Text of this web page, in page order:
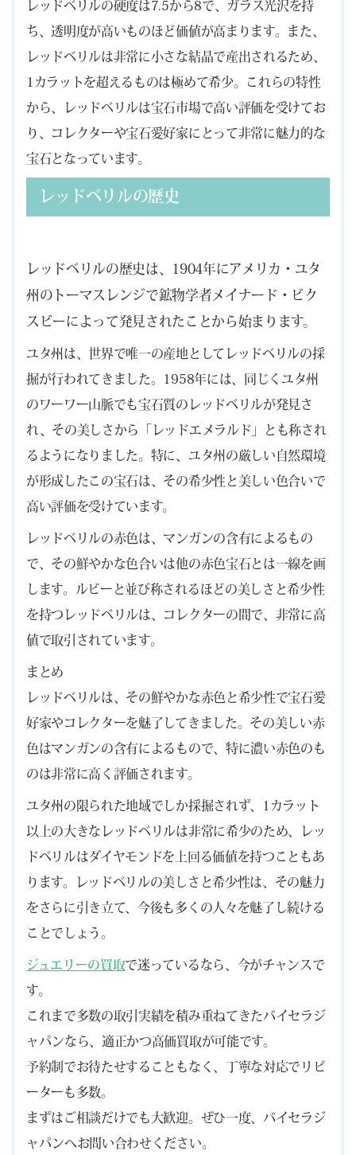
レッドベリルの硬度は7.5から8で、ガラス光沢を持
ち、透明度が高いものほど価値が高まります。また、
レッドベリルは非常に小さな結晶で産出されるため、
1カラットを超えるものは極めて希少。これらの特性
から、レッドベリルは宝石市場で高い評価を受けてお
り、コレクターや宝石愛好家にとって非常に魅力的な
宝石となっています。
レッドベリルの歴史
レッドベリルの歴史は、1904年にアメリカ・ユタ
州のトーマスレンジで鉱物学者メイナード・ビク
スビーによって発見されたことから始まります。
ユタ州は、世界で唯一の産地としてレッドベリルの採
掘が行われてきました。1958年には、同じくユタ州
のワーワー山脈でも宝石質のレッドベリルが発見さ
れ、その美しさから「レッドエメラルド」とも称され
るようになりました。特に、ユタ州の厳しい自然環境
が形成したこの宝石は、その希少性と美しい色合いで
高い評価を受けています。
レッドベリルの赤色は、マンガンの含有によるもの
で、その鮮やかな色合いは他の赤色宝石とは一線を画
します。ルビーと並び称されるほどの美しさと希少性
を持つレッドベリルは、コレクターの間で、非常に高
値で取引されています。
まとめ
レッドベリルは、その鮮やかな赤色と希少性で宝石愛
好家やコレクターを魅了してきました。その美しい赤
色はマンガンの含有によるもので、特に濃い赤色のも
のは非常に高く評価されます。
ユタ州の限られた地域でしか採掘されず、1カラット
以上の大きなレッドベリルは非常に希少のため、レッ
ドベリルはダイヤモンドを上回る価値を持つこともあ
ります。レッドベリルの美しさと希少性は、その魅力
をさらに引き立て、今後も多くの人々を魅了し続ける
ことでしょう。
ジュエリーの買取で迷っているなら、今がチャンスで
す。
これまで多数の取引実績を積み重ねてきたバイセラジ
ャパンなら、適正かつ高価買取が可能です。
予約制でお待たせすることもなく、丁寧な対応でリピ
ーターも多数。
まずはご相談だけでも大歓迎。ぜひ一度、バイセラジ
ャパンへお問い合わせください。